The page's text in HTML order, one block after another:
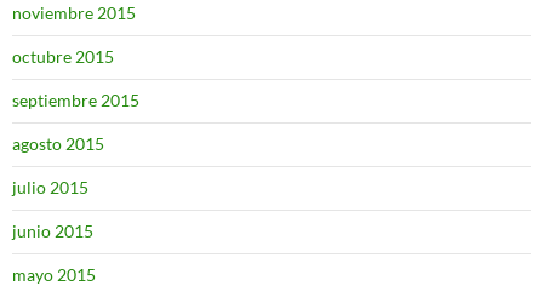
noviembre 2015
octubre 2015
septiembre 2015
agosto 2015
julio 2015
junio 2015
mayo 2015